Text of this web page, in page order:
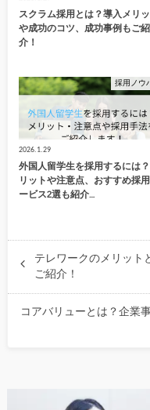
スクラム採用とは？導入メリ
や成功のコツ、成功事例もご紹
介！
採用ノウ
2026.1.29
外国人留学生を採用するには
リットや注意点、おすすめ採
ービス2選も紹介…
テレワークのメリット
ご紹介！
コアバリューとは？企業